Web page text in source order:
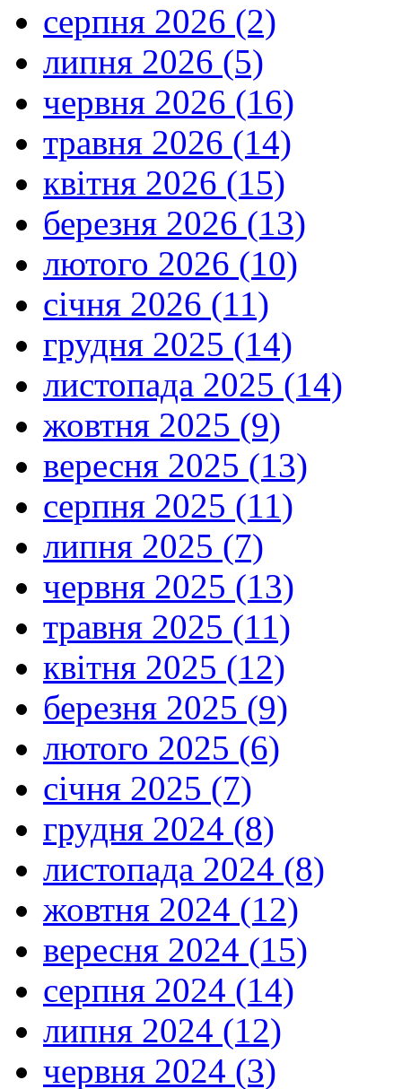
серпня 2026 (2)
липня 2026 (5)
червня 2026 (16)
травня 2026 (14)
квітня 2026 (15)
березня 2026 (13)
лютого 2026 (10)
січня 2026 (11)
грудня 2025 (14)
листопада 2025 (14)
жовтня 2025 (9)
вересня 2025 (13)
серпня 2025 (11)
липня 2025 (7)
червня 2025 (13)
травня 2025 (11)
квітня 2025 (12)
березня 2025 (9)
лютого 2025 (6)
січня 2025 (7)
грудня 2024 (8)
листопада 2024 (8)
жовтня 2024 (12)
вересня 2024 (15)
серпня 2024 (14)
липня 2024 (12)
червня 2024 (3)